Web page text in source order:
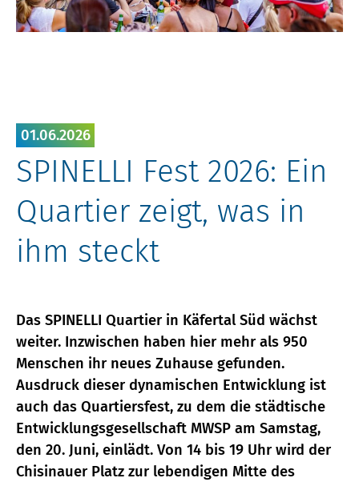
01.06.2026
SPINELLI Fest 2026: Ein
Quartier zeigt, was in
ihm steckt
Das SPINELLI Quartier in Käfertal Süd wächst
weiter. Inzwischen haben hier mehr als 950
Menschen ihr neues Zuhause gefunden.
Ausdruck dieser dynamischen Entwicklung ist
auch das Quartiersfest, zu dem die städtische
Entwicklungsgesellschaft MWSP am Samstag,
den 20. Juni, einlädt. Von 14 bis 19 Uhr wird der
Chisinauer Platz zur lebendigen Mitte des